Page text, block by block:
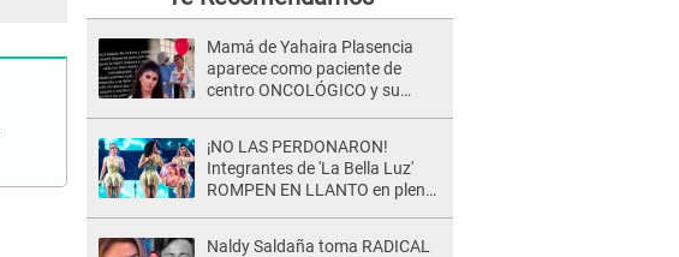
Mamá de Yahaira Plasencia
aparece como paciente de
centro ONCOLÓGICO y su
¡NO LAS PERDONARON!
Integrantes de 'La Bella Luz'
ROMPEN EN LLANTO en pleno
Naldy Saldaña toma RADICAL